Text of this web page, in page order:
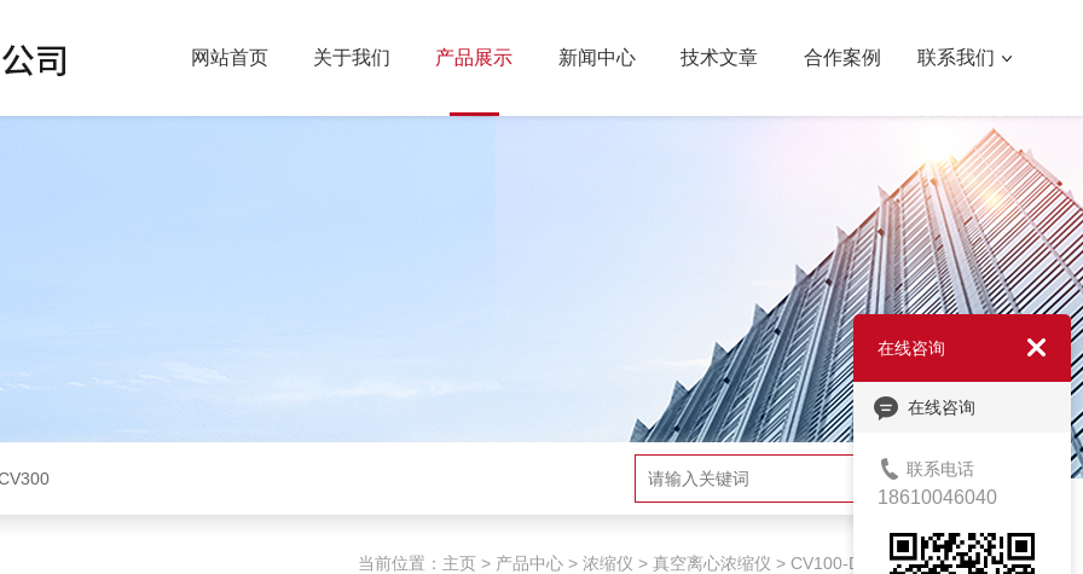
网站首页 关于我们 产品展示 新闻中心 技术文章 合作案例 联系我们
搜索
当前位置： 主页> 产品中心> 浓缩仪 > 真空离心浓缩仪 > CV100-DNA台式离心浓缩仪
在线咨询
在线咨询
联系电话
18610046040